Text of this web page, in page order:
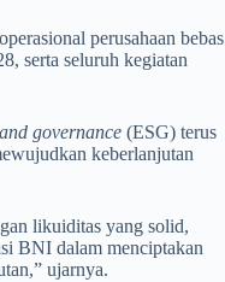
perusahaan bebas
serta seluruh kegiatan
governance (ESG) terus
keberlanjutan
likuiditas yang solid,
BNI dalam menciptakan
ujarnya.